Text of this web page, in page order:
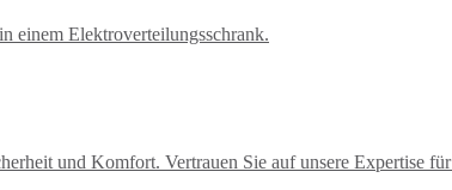
und Komfort. Vertrauen Sie auf unsere Expertise